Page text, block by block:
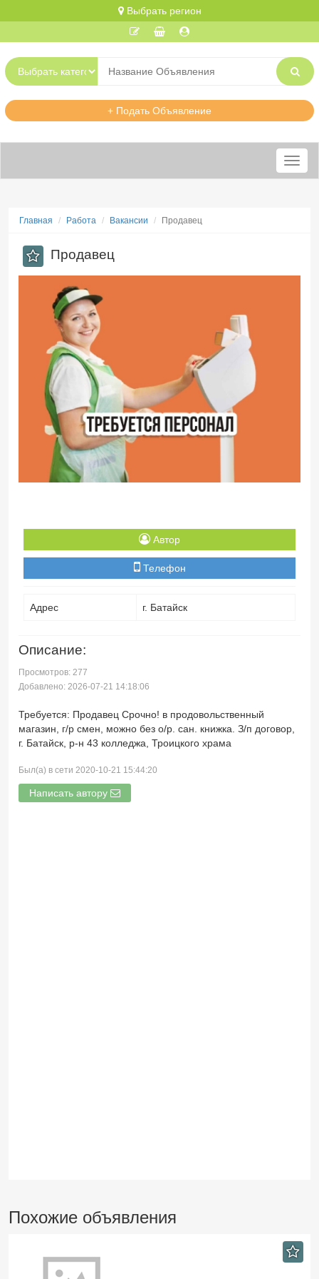
Выбрать регион
+ Подать Объявление
Меню
Главная Работа Вакансии Продавец
Продавец
Автор
Телефон
Адрес г. Батайск
Описание:
Просмотров: 277
Добавлено: 2026-07-21 14:18:06
Требуется: Продавец Срочно! в продовольственный
магазин, г/р смен, можно без о/р. сан. книжка. З/п договор,
г. Батайск, р-н 43 колледжа, Троицкого храма
Был(а) в сети 2020-10-21 15:44:20
Написать автору
Похожие объявления